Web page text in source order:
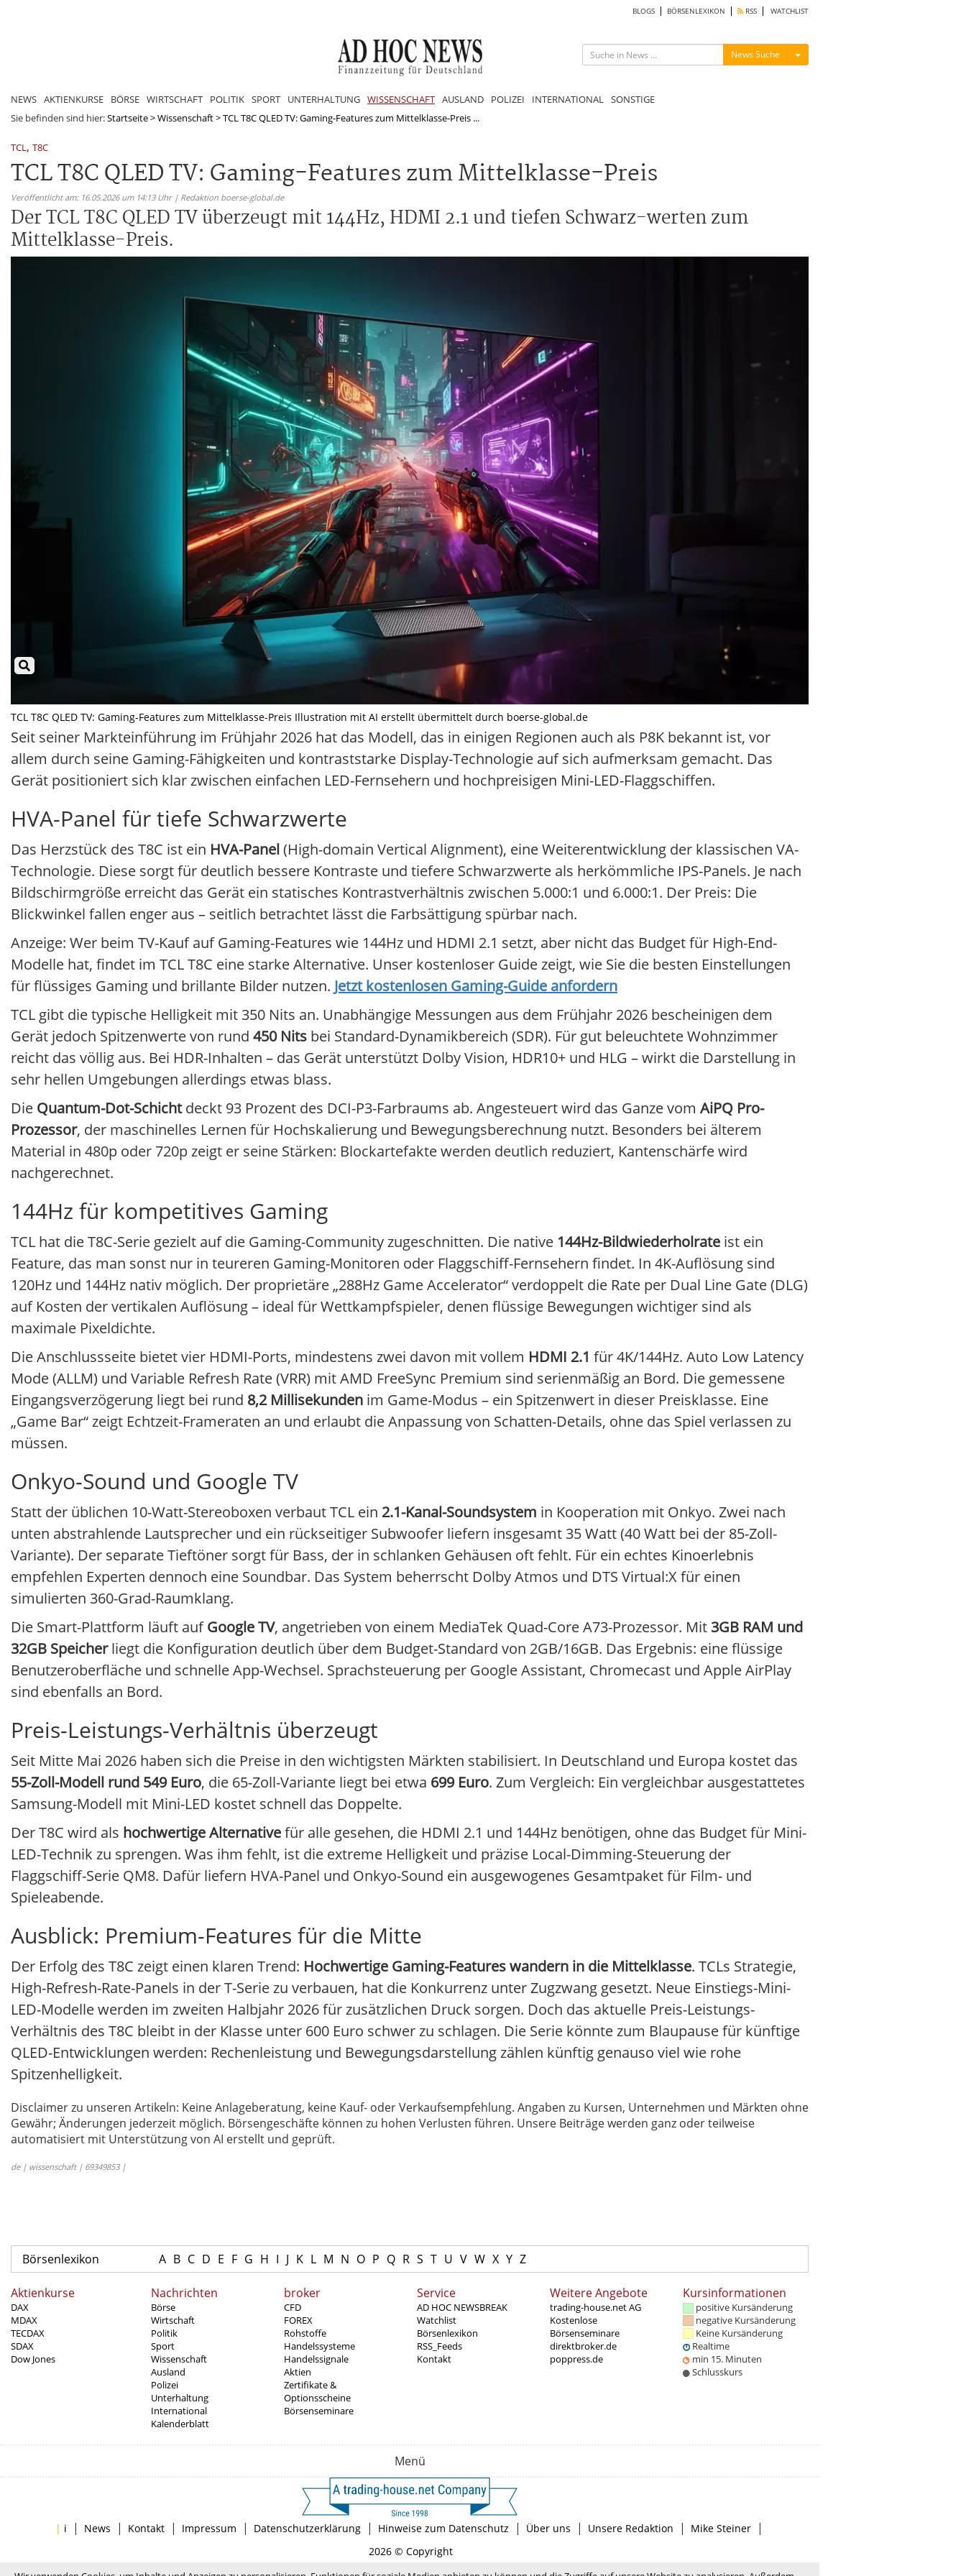
BLOGS BÖRSENLEXIKON RSS WATCHLIST
News Suche Menü ein-/ausblenden
NEWS AKTIENKURSE BÖRSE WIRTSCHAFT POLITIK SPORT UNTERHALTUNG WISSENSCHAFT AUSLAND POLIZEI INTERNATIONAL SONSTIGE
Sie befinden sind hier:Startseite>Wissenschaft>TCL T8C QLED TV: Gaming-Features zum Mittelklasse-Preis ...
TCL, T8C
TCL T8C QLED TV: Gaming-Features zum Mittelklasse-Preis
Veröffentlicht am: 16.05.2026 um 14:13 Uhr | Redaktion boerse-global.de
Der TCL T8C QLED TV überzeugt mit 144Hz, HDMI 2.1 und tiefen Schwarz-werten zum
Mittelklasse-Preis.
TCL T8C QLED TV: Gaming-Features zum Mittelklasse-Preis Illustration mit AI erstellt übermittelt durch boerse-global.de
Seit seiner Markteinführung im Frühjahr 2026 hat das Modell, das in einigen Regionen auch als P8K bekannt ist, vor
allem durch seine Gaming-Fähigkeiten und kontraststarke Display-Technologie auf sich aufmerksam gemacht. Das
Gerät positioniert sich klar zwischen einfachen LED-Fernsehern und hochpreisigen Mini-LED-Flaggschiffen.
HVA-Panel für tiefe Schwarzwerte
Das Herzstück des T8C ist ein HVA-Panel(High-domain Vertical Alignment), eine Weiterentwicklung der klassischen VA-
Technologie. Diese sorgt für deutlich bessere Kontraste und tiefere Schwarzwerte als herkömmliche IPS-Panels. Je nach
Bildschirmgröße erreicht das Gerät ein statisches Kontrastverhältnis zwischen 5.000:1 und 6.000:1. Der Preis: Die
Blickwinkel fallen enger aus – seitlich betrachtet lässt die Farbsättigung spürbar nach.
Anzeige: Wer beim TV-Kauf auf Gaming-Features wie 144Hz und HDMI 2.1 setzt, aber nicht das Budget für High-End-
Modelle hat, findet im TCL T8C eine starke Alternative. Unser kostenloser Guide zeigt, wie Sie die besten Einstellungen
für flüssiges Gaming und brillante Bilder nutzen. Jetzt kostenlosen Gaming-Guide anfordern
TCL gibt die typische Helligkeit mit 350 Nits an. Unabhängige Messungen aus dem Frühjahr 2026 bescheinigen dem
Gerät jedoch Spitzenwerte von rund 450 Nits bei Standard-Dynamikbereich (SDR). Für gut beleuchtete Wohnzimmer
reicht das völlig aus. Bei HDR-Inhalten – das Gerät unterstützt Dolby Vision, HDR10+ und HLG – wirkt die Darstellung in
sehr hellen Umgebungen allerdings etwas blass.
Die Quantum-Dot-Schichtdeckt 93 Prozent des DCI-P3-Farbraums ab. Angesteuert wird das Ganze vom AiPQ Pro-
Prozessor, der maschinelles Lernen für Hochskalierung und Bewegungsberechnung nutzt. Besonders bei älterem
Material in 480p oder 720p zeigt er seine Stärken: Blockartefakte werden deutlich reduziert, Kantenschärfe wird
nachgerechnet.
144Hz für kompetitives Gaming
TCL hat die T8C-Serie gezielt auf die Gaming-Community zugeschnitten. Die native 144Hz-Bildwiederholrate ist ein
Feature, das man sonst nur in teureren Gaming-Monitoren oder Flaggschiff-Fernsehern findet. In 4K-Auflösung sind
120Hz und 144Hz nativ möglich. Der proprietäre „288Hz Game Accelerator“ verdoppelt die Rate per Dual Line Gate (DLG)
auf Kosten der vertikalen Auflösung – ideal für Wettkampfspieler, denen flüssige Bewegungen wichtiger sind als
maximale Pixeldichte.
Die Anschlussseite bietet vier HDMI-Ports, mindestens zwei davon mit vollem HDMI 2.1 für 4K/144Hz. Auto Low Latency
Mode (ALLM) und Variable Refresh Rate (VRR) mit AMD FreeSync Premium sind serienmäßig an Bord. Die gemessene
Eingangsverzögerung liegt bei rund 8,2 Millisekunden im Game-Modus – ein Spitzenwert in dieser Preisklasse. Eine
„Game Bar“ zeigt Echtzeit-Frameraten an und erlaubt die Anpassung von Schatten-Details, ohne das Spiel verlassen zu
müssen.
Onkyo-Sound und Google TV
Statt der üblichen 10-Watt-Stereoboxen verbaut TCL ein 2.1-Kanal-Soundsystem in Kooperation mit Onkyo. Zwei nach
unten abstrahlende Lautsprecher und ein rückseitiger Subwoofer liefern insgesamt 35 Watt (40 Watt bei der 85-Zoll-
Variante). Der separate Tieftöner sorgt für Bass, der in schlanken Gehäusen oft fehlt. Für ein echtes Kinoerlebnis
empfehlen Experten dennoch eine Soundbar. Das System beherrscht Dolby Atmos und DTS Virtual:X für einen
simulierten 360-Grad-Raumklang.
Die Smart-Plattform läuft aufGoogle TV, angetrieben von einem MediaTek Quad-Core A73-Prozessor. Mit 3GB RAM und
32GB Speicherliegt die Konfiguration deutlich über dem Budget-Standard von 2GB/16GB. Das Ergebnis: eine flüssige
Benutzeroberfläche und schnelle App-Wechsel. Sprachsteuerung per Google Assistant, Chromecast und Apple AirPlay
sind ebenfalls an Bord.
Preis-Leistungs-Verhältnis überzeugt
Seit Mitte Mai 2026 haben sich die Preise in den wichtigsten Märkten stabilisiert. In Deutschland und Europa kostet das
55-Zoll-Modell rund 549 Euro, die 65-Zoll-Variante liegt bei etwa 699 Euro. Zum Vergleich: Ein vergleichbar ausgestattetes
Samsung-Modell mit Mini-LED kostet schnell das Doppelte.
Der T8C wird als hochwertige Alternativefür alle gesehen, die HDMI 2.1 und 144Hz benötigen, ohne das Budget für Mini-
LED-Technik zu sprengen. Was ihm fehlt, ist die extreme Helligkeit und präzise Local-Dimming-Steuerung der
Flaggschiff-Serie QM8. Dafür liefern HVA-Panel und Onkyo-Sound ein ausgewogenes Gesamtpaket für Film- und
Spieleabende.
Ausblick: Premium-Features für die Mitte
Der Erfolg des T8C zeigt einen klaren Trend: Hochwertige Gaming-Features wandern in die Mittelklasse. TCLs Strategie,
High-Refresh-Rate-Panels in der T-Serie zu verbauen, hat die Konkurrenz unter Zugzwang gesetzt. Neue Einstiegs-Mini-
LED-Modelle werden im zweiten Halbjahr 2026 für zusätzlichen Druck sorgen. Doch das aktuelle Preis-Leistungs-
Verhältnis des T8C bleibt in der Klasse unter 600 Euro schwer zu schlagen. Die Serie könnte zum Blaupause für künftige
QLED-Entwicklungen werden: Rechenleistung und Bewegungsdarstellung zählen künftig genauso viel wie rohe
Spitzenhelligkeit.
Disclaimer zu unseren Artikeln: Keine Anlageberatung, keine Kauf- oder Verkaufsempfehlung. Angaben zu Kursen, Unternehmen und Märkten ohne
Gewähr; Änderungen jederzeit möglich. Börsengeschäfte können zu hohen Verlusten führen. Unsere Beiträge werden ganz oder teilweise
automatisiert mit Unterstützung von AI erstellt und geprüft.
de | wissenschaft | 69349853 |
Börsenlexikon A B C D E F G H I J K L M N O P Q R S T U V W X Y Z
Aktienkurse
DAX
MDAX
TECDAX
SDAX
Dow Jones
Nachrichten
Börse
Wirtschaft
Politik
Sport
Wissenschaft
Ausland
Polizei
Unterhaltung
International
Kalenderblatt
broker
CFD
FOREX
Rohstoffe
Handelssysteme
Handelssignale
Aktien
Zertifikate &
Optionsscheine
Börsenseminare
Service
AD HOC NEWSBREAK
Watchlist
Börsenlexikon
RSS_Feeds
Kontakt
Weitere Angebote
trading-house.net AG
Kostenlose
Börsenseminare
direktbroker.de
poppress.de
Kursinformationen
positive Kursänderung
negative Kursänderung
Keine Kursänderung
Realtime
min 15. Minuten
Schlusskurs
Menü
| i | News | Kontakt | Impressum | Datenschutzerklärung | Hinweise zum Datenschutz | Über uns | Unsere Redaktion | Mike Steiner |
2026 © Copyright